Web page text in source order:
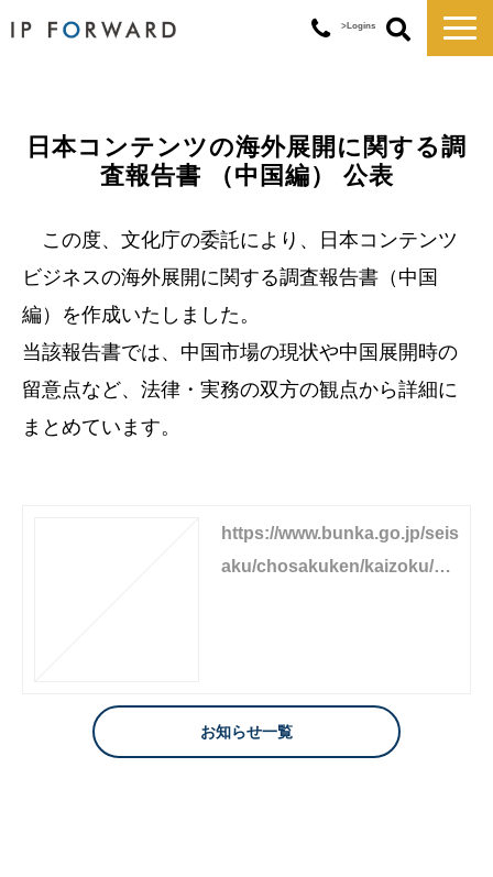
>Logins
コラム
講演・セミナー
企業情報
日本コンテンツの海外展開に関する調
査報告書 （中国編） 公表
この度、文化庁の委託により、日本コンテンツ
ビジネスの海外展開に関する調査報告書（中国
編）を作成いたしました。
当該報告書では、中国市場の現状や中国展開時の
留意点など、法律・実務の双方の観点から詳細に
まとめています。
https://www.bunka.go.jp/seis
aku/chosakuken/kaizoku/ha
お知らせ一覧